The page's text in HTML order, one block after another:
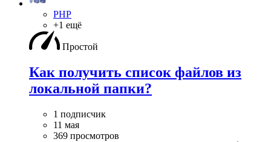
PHP
+1 ещё
Простой
Как получить список файлов из
локальной папки?
1 подписчик
11 мая
369 просмотров